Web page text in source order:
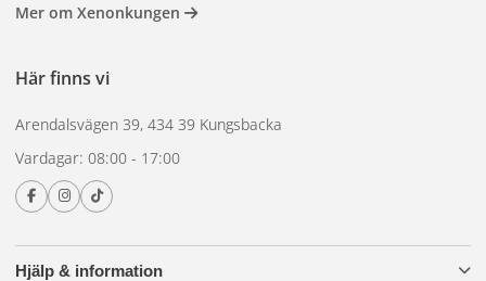
Hjälp & information
Mer om Xenonkungen
Här finns vi
Arendalsvägen 39, 434 39 Kungsbacka
Vardagar: 08:00 - 17:00